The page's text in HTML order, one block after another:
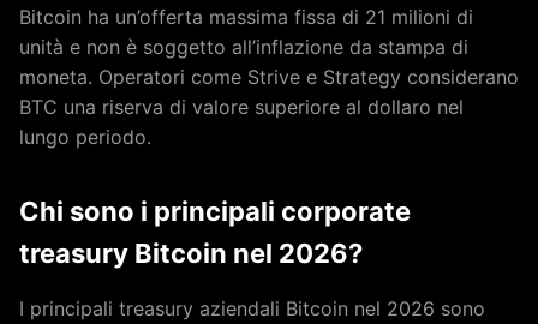
Bitcoin ha un’offerta massima fissa di 21 milioni di
unità e non è soggetto all’inflazione da stampa di
moneta. Operatori come Strive e Strategy considerano
BTC una riserva di valore superiore al dollaro nel
lungo periodo.
Chi sono i principali corporate
treasury Bitcoin nel 2026?
I principali treasury aziendali Bitcoin nel 2026 sono